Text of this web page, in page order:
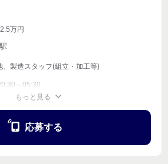
万円
、製造スタッフ(組立・加工等)
～05:30
もっと見る
応募する